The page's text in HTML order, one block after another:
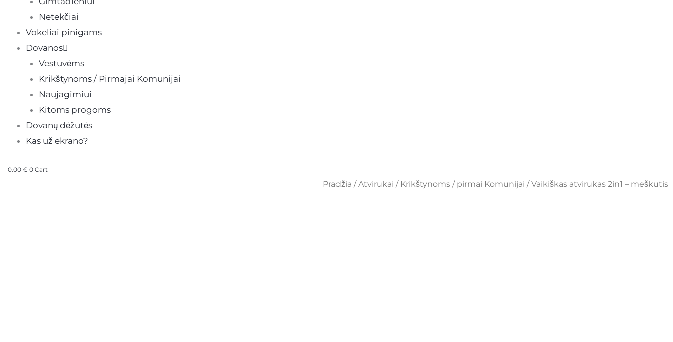
Netekčiai
Vokeliai pinigams
Dovanos
Vestuvėms
Krikštynoms / Pirmajai Komunijai
Naujagimiui
Kitoms progoms
Dovanų dėžutės
Kas už ekrano?
0.00 € 0 Cart
Pradžia /Atvirukai / Krikštynoms / pirmai Komunijai / Vaikiškas atvirukas 2in1 – meškutis